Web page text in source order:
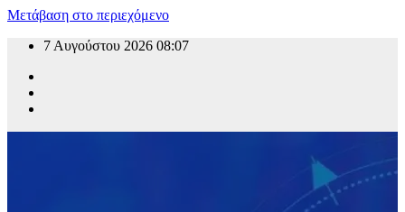
Μετάβαση στο περιεχόμενο
7 Αυγούστου 2026 08:07